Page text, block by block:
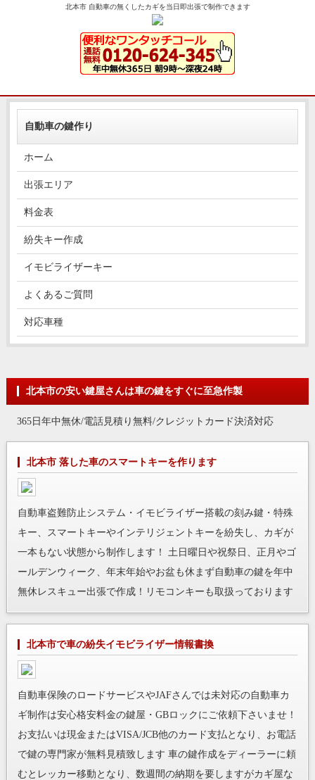
北本市 自動車の無くしたカギを当日即出張で制作できます
北本市の安い鍵屋さんは車の鍵をすぐに至急作製
365日年中無休/電話見積り無料/クレジットカード決済対応
北本市 落した車のスマートキーを作ります
自動車盗難防止システム・イモビライザー搭載の刻み鍵・特殊
キー、スマートキーやインテリジェントキーを紛失し、カギが
一本もない状態から制作します！ 土日曜日や祝祭日、正月やゴ
ールデンウィーク、年末年始やお盆も休まず自動車の鍵を年中
無休レスキュー出張で作成！リモコンキーも取扱っております
北本市で車の紛失イモビライザー情報書換
自動車保険のロードサービスやJAFさんでは未対応の自動車カ
ギ制作は安心格安料金の鍵屋・GBロックにご依頼下さいませ！
お支払いは現金またはVISA/JCB他のカード支払となり、お電話
で鍵の専門家が無料見積致します 車の鍵作成をディーラーに頼
むとレッカー移動となり、数週間の納期を要しますがカギ屋な
自動車の鍵作り
ホーム
出張エリア
料金表
紛失キー作成
イモビライザーキー
よくあるご質問
対応車種